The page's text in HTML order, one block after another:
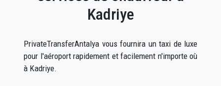
Kadriye
PrivateTransferAntalya vous fournira un taxi de luxe
pour l'aéroport rapidement et facilement n'importe où
à Kadriye.